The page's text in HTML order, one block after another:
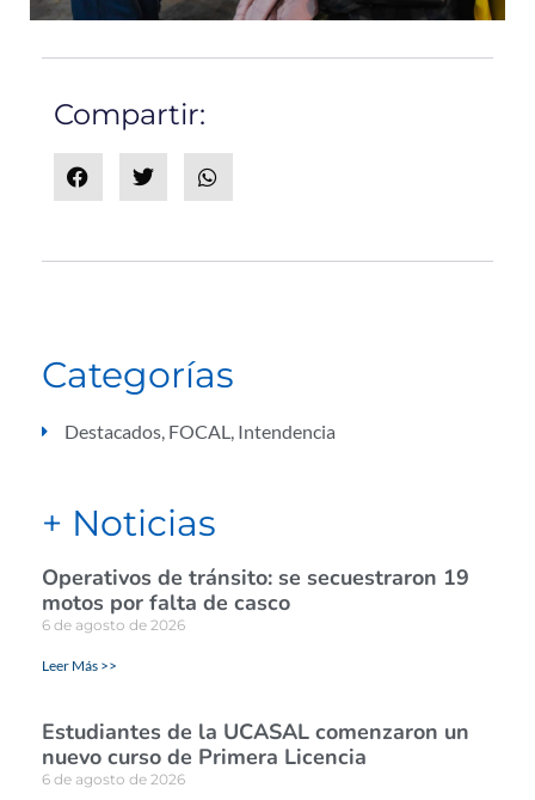
Compartir:
Categorías
Destacados, FOCAL, Intendencia
+ Noticias
Operativos de tránsito: se secuestraron 19
motos por falta de casco
6 de agosto de 2026
Leer Más >>
Estudiantes de la UCASAL comenzaron un
nuevo curso de Primera Licencia
6 de agosto de 2026